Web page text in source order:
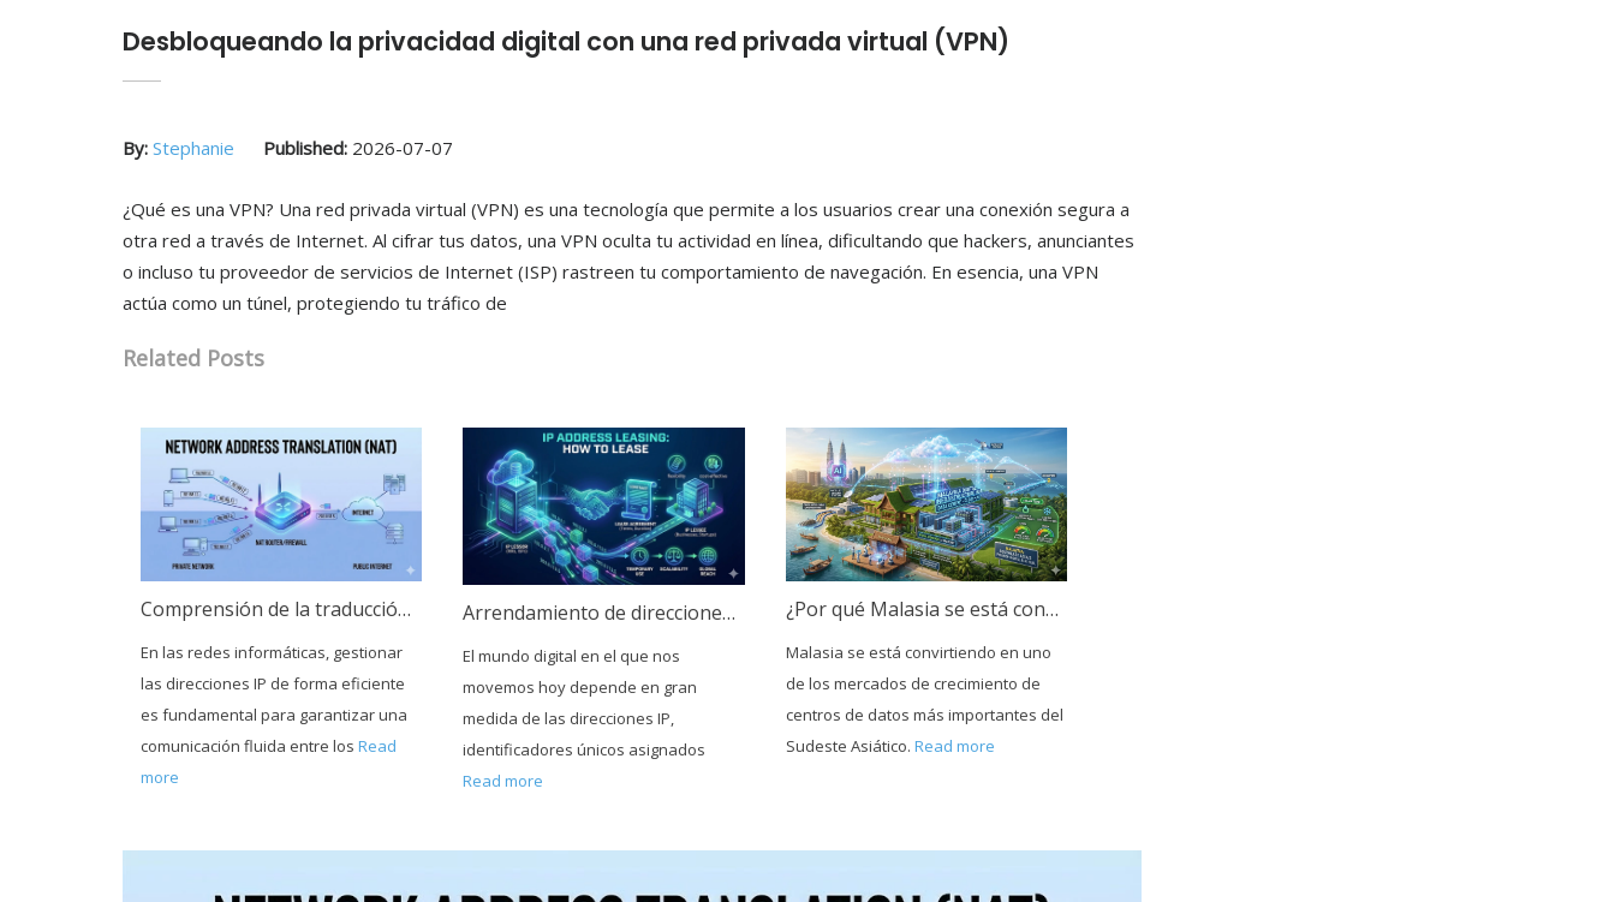
Desbloqueando la privacidad digital con una red privada virtual (VPN)
By: Stephanie Published: 2026-07-07
¿Qué es una VPN? Una red privada virtual (VPN) es una tecnología que permite a los usuarios crear una conexión segura a
otra red a través de Internet. Al cifrar tus datos, una VPN oculta tu actividad en línea, dificultando que hackers, anunciantes
o incluso tu proveedor de servicios de Internet (ISP) rastreen tu comportamiento de navegación. En esencia, una VPN
actúa como un túnel, protegiendo tu tráfico de
Related Posts
Comprensión de la traducción de direcciones de red (NAT)
En las redes informáticas, gestionar
las direcciones IP de forma eficiente
es fundamental para garantizar una
comunicación fluida entre los Read
more
Arrendamiento de direcciones IP: Cómo arrendar direcciones IP
El mundo digital en el que nos
movemos hoy depende en gran
medida de las direcciones IP,
identificadores únicos asignados
Read more
¿Por qué Malasia se está convirtiendo en un centro neurálgico para la infraestructura de nube e IA?
Malasia se está convirtiendo en uno
de los mercados de crecimiento de
centros de datos más importantes del
Sudeste Asiático. Read more